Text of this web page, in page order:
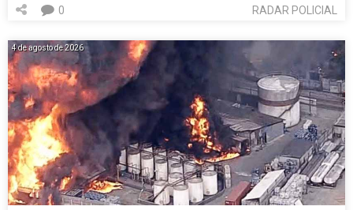
RADAR POLICIAL
0
4 de agosto de 2026